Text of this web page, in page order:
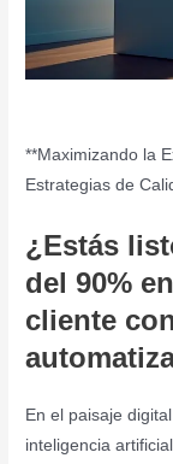
**Maximizando la
Estrategias de
¿Estás
del 90%
cliente
En el paisaje
inteligencia